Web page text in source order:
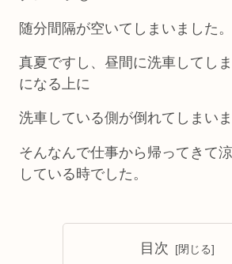
随分間隔が空いてしまいました。
真夏ですし、昼間に洗車してし
になる上に
洗車している側が倒れてしまいま
そんなんで仕事から帰ってきて
している時でした。
目次